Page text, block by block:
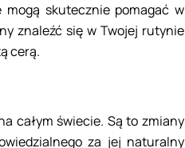
mogą skutecznie pomagać w
znaleźć się w Twojej rutynie
cerą.
całym świecie. Są to zmiany
za jej naturalny